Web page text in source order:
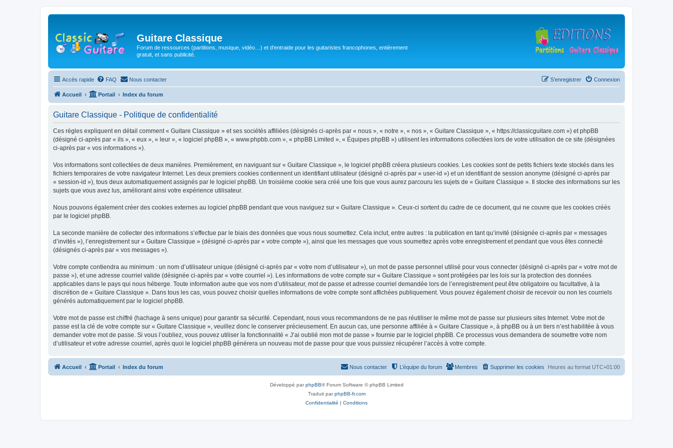
Guitare Classique
Forum de ressources (partitions, musique, vidéo…) et d'entraide pour les guitaristes francophones, entièrement
gratuit, et sans publicité.
Accès rapide FAQ Nous contacter Connexion
S’enregistrer
Accueil Portail Index du forum
Guitare Classique - Politique de confidentialité
Ces règles expliquent en détail comment « Guitare Classique » et ses sociétés affiliées (désignés ci-après par « nous », « notre », « nos », « Guitare Classique », « https://classicguitare.com ») et phpBB
(désigné ci-après par « ils », « eux », « leur », « logiciel phpBB », « www.phpbb.com », « phpBB Limited », « Équipes phpBB ») utilisent les informations collectées lors de votre utilisation de ce site (désignées
ci-après par « vos informations »).
Vos informations sont collectées de deux manières. Premièrement, en naviguant sur « Guitare Classique », le logiciel phpBB créera plusieurs cookies. Les cookies sont de petits fichiers texte stockés dans les
fichiers temporaires de votre navigateur Internet. Les deux premiers cookies contiennent un identifiant utilisateur (désigné ci-après par « user-id ») et un identifiant de session anonyme (désigné ci-après par
« session-id »), tous deux automatiquement assignés par le logiciel phpBB. Un troisième cookie sera créé une fois que vous aurez parcouru les sujets de « Guitare Classique ». Il stocke des informations sur les
sujets que vous avez lus, améliorant ainsi votre expérience utilisateur.
Nous pouvons également créer des cookies externes au logiciel phpBB pendant que vous naviguez sur « Guitare Classique ». Ceux-ci sortent du cadre de ce document, qui ne couvre que les cookies créés
par le logiciel phpBB.
La seconde manière de collecter des informations s’effectue par le biais des données que vous nous soumettez. Cela inclut, entre autres : la publication en tant qu’invité (désignée ci-après par « messages
d’invités »), l’enregistrement sur « Guitare Classique » (désigné ci-après par « votre compte »), ainsi que les messages que vous soumettez après votre enregistrement et pendant que vous êtes connecté
(désignés ci-après par « vos messages »).
Votre compte contiendra au minimum : un nom d’utilisateur unique (désigné ci-après par « votre nom d’utilisateur »), un mot de passe personnel utilisé pour vous connecter (désigné ci-après par « votre mot de
passe »), et une adresse courriel valide (désignée ci-après par « votre courriel »). Les informations de votre compte sur « Guitare Classique » sont protégées par les lois sur la protection des données
applicables dans le pays qui nous héberge. Toute information autre que vos nom d’utilisateur, mot de passe et adresse courriel demandée lors de l’enregistrement peut être obligatoire ou facultative, à la
discrétion de « Guitare Classique ». Dans tous les cas, vous pouvez choisir quelles informations de votre compte sont affichées publiquement. Vous pouvez également choisir de recevoir ou non les courriels
générés automatiquement par le logiciel phpBB.
Votre mot de passe est chiffré (hachage à sens unique) pour garantir sa sécurité. Cependant, nous vous recommandons de ne pas réutiliser le même mot de passe sur plusieurs sites Internet. Votre mot de
passe est la clé de votre compte sur « Guitare Classique », veuillez donc le conserver précieusement. En aucun cas, une personne affiliée à « Guitare Classique », à phpBB ou à un tiers n’est habilitée à vous
demander votre mot de passe. Si vous l’oubliez, vous pouvez utiliser la fonctionnalité « J’ai oublié mon mot de passe » fournie par le logiciel phpBB. Ce processus vous demandera de soumettre votre nom
d’utilisateur et votre adresse courriel, après quoi le logiciel phpBB générera un nouveau mot de passe pour que vous puissiez récupérer l’accès à votre compte.
Accueil Portail Index du forum Heures au format UTC+01:00
Supprimer les cookies
Membres
L’équipe du forum
Nous contacter
Développé parphpBB® Forum Software © phpBB Limited
Traduit parphpBB-fr.com
Confidentialité | Conditions